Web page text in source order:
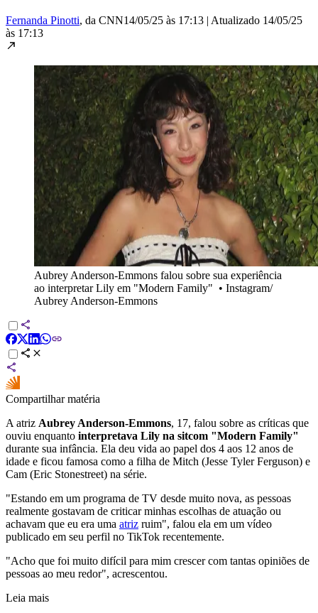
Fernanda Pinotti, da CNN14/05/25 às 17:13 | Atualizado 14/05/25
às 17:13
Aubrey Anderson-Emmons falou sobre sua experiência
ao interpretar Lily em "Modern Family" • Instagram/
Aubrey Anderson-Emmons
Compartilhar matéria
A atriz Aubrey Anderson-Emmons, 17, falou sobre as críticas que
ouviu enquanto interpretava Lily na sitcom "Modern Family"
durante sua infância. Ela deu vida ao papel dos 4 aos 12 anos de
idade e ficou famosa como a filha de Mitch (Jesse Tyler Ferguson) e
Cam (Eric Stonestreet) na série.
"Estando em um programa de TV desde muito nova, as pessoas
realmente gostavam de criticar minhas escolhas de atuação ou
achavam que eu era uma atriz ruim", falou ela em um vídeo
publicado em seu perfil no TikTok recentemente.
"Acho que foi muito difícil para mim crescer com tantas opiniões de
pessoas ao meu redor", acrescentou.
Leia mais